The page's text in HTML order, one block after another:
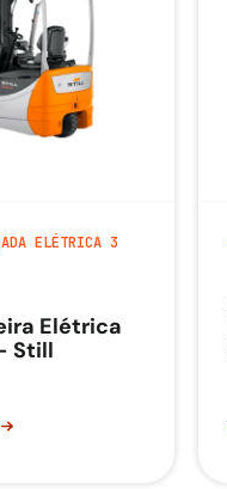
ELÉTRICA 3
Elétrica
Still